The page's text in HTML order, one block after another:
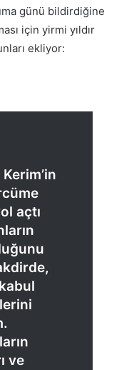
günü bildirdiğine
için yirmi yıldır
ekliyor:
açtı
ve